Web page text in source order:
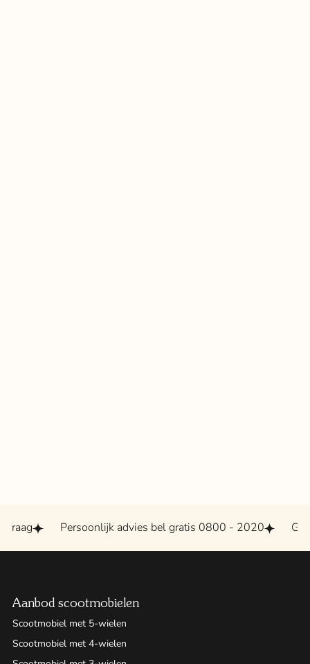
Persoonlijk advies bel gratis 0800 - 2020 Grootste
Aanbod scootmobielen
Scootmobiel met 5-wielen
Scootmobiel met 4-wielen